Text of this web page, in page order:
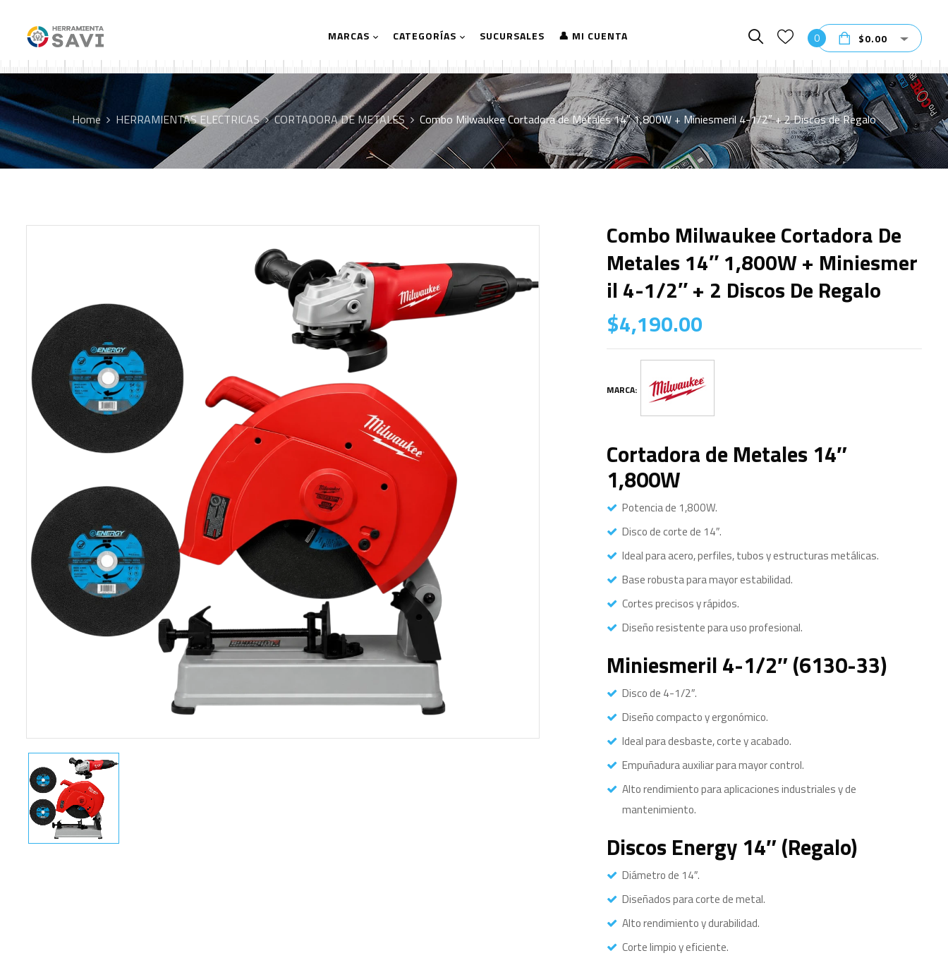
MARCAS CATEGORÍAS SUCURSALES 👤 MI CUENTA 0 $0.00
Home HERRAMIENTAS ELECTRICAS CORTADORA DE METALES Combo Milwaukee Cortadora de Metales 14″ 1,800W + Miniesmeril 4-1/2″ + 2 Discos de Regalo
Combo Milwaukee Cortadora De
Metales 14″ 1,800W + Miniesmer
Il 4-1/2″ + 2 Discos De Regalo
$4,190.00
MARCA:
Cortadora de Metales 14″
1,800W
Potencia de 1,800W.
Disco de corte de 14″.
Ideal para acero, perfiles, tubos y estructuras metálicas.
Base robusta para mayor estabilidad.
Cortes precisos y rápidos.
Diseño resistente para uso profesional.
Miniesmeril 4-1/2″ (6130-33)
Disco de 4-1/2″.
Diseño compacto y ergonómico.
Ideal para desbaste, corte y acabado.
Empuñadura auxiliar para mayor control.
Alto rendimiento para aplicaciones industriales y de
mantenimiento.
Discos Energy 14″ (Regalo)
Diámetro de 14″.
Diseñados para corte de metal.
Alto rendimiento y durabilidad.
Corte limpio y eficiente.